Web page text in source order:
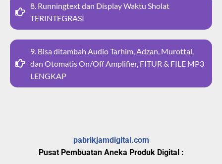
8. Runningtext dan Display Waktu Sholat
TERINTEGRASI
9. Bisa ditambah Audio Tarhim, Adzan, Murottal,
dan Otomatis On/Off Amplifier, FITUR & FILE MP3
LENGKAP
pabrikjamdigital.com
Pusat Pembuatan Aneka Produk Digital :